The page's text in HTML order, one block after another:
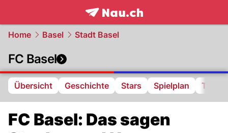
frontpage.NAU.ch
Home Basel Stadt Basel
FC Basel
Übersicht Geschichte Stars Spielplan
FC Basel: Das sagen